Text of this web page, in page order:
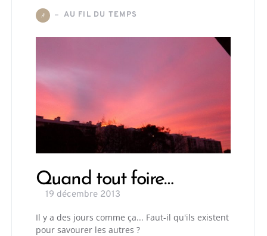
A AU FIL DU TEMPS
Quand tout foire…
19 décembre 2013
Il y a des jours comme ça... Faut-il qu'ils existent
pour savourer les autres ?